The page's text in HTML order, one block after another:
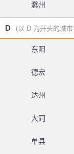
滁州
D (以 D 为开头的城
东阳
德宏
达州
大同
单县